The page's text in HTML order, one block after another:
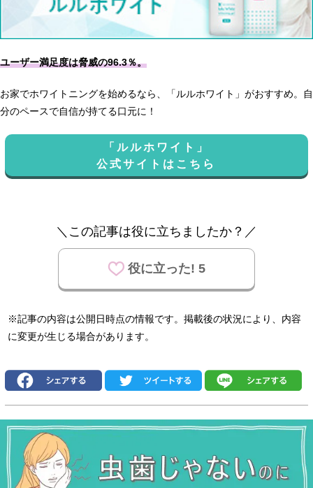
ユーザー満足度は脅威の96.3％。
お家でホワイトニングを始めるなら、「ルルホワイト」がおすすめ。自
分のペースで自信が持てる口元に！
「ルルホワイト」
公式サイトはこちら
＼この記事は役に立ちましたか？／
役に立った! 5
※記事の内容は公開日時点の情報です。掲載後の状況により、内容
に変更が生じる場合があります。